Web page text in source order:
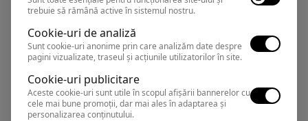
0374.347.708
Mamaia
trebuie să rămână active în sistemul nostru.
Cookie-uri de analiză
Sunt cookie-uri anonime prin care analizăm date despre
pagini vizualizate, traseul și acțiunile utilizatorilor în site.
Cookie-uri publicitare
Aceste cookie-uri sunt utile în scopul afișării bannerelor cu
cele mai bune promoții, dar mai ales în adaptarea și
personalizarea conținutului.